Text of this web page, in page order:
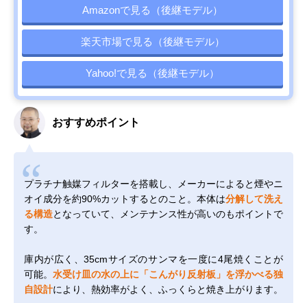
Amazonで見る（後継モデル）
楽天市場で見る（後継モデル）
Yahoo!で見る（後継モデル）
おすすめポイント
プラチナ触媒フィルターを搭載し、メーカーによると煙やニ
オイ成分を約90%カットするとのこと。本体は分解して洗え
る構造となっていて、メンテナンス性が高いのもポイントで
す。
庫内が広く、35cmサイズのサンマを一度に4尾焼くことが
可能。 水受け皿の水の上に「こんがり反射板」を浮かべる独
自設計により、熱効率がよく、ふっくらと焼き上がります。